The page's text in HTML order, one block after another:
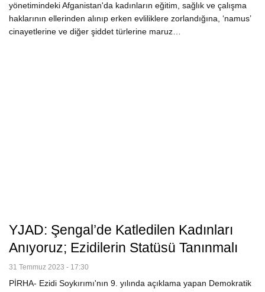
yönetimindeki Afganistan'da kadınların eğitim, sağlık ve çalışma
haklarının ellerinden alınıp erken evliliklere zorlandığına, ‘namus’
cinayetlerine ve diğer şiddet türlerine maruz…
YJAD: Şengal’de Katledilen Kadınları
Anıyoruz; Ezidilerin Statüsü Tanınmalı
31 Temmuz 2023 - 17:30
PİRHA- Ezidi Soykırımı'nın 9. yılında açıklama yapan Demokratik